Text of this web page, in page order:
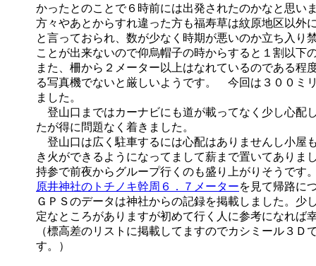
かったとのことで６時前には出発されたのかなと思
方々やあとからすれ違った方も福寿草は紋原地区以外
と言っておられ、数が少なく時期が悪いのか立ち入り
ことが出来ないので仰烏帽子の時からすると１割以
また、柵から２メーター以上はなれているのである程
る写真機でないと厳しいようです。 今回は３００ミ
ました。
登山口まではカーナビにも道が載ってなく少し心配
たが得に問題なく着きました。
登山口は広く駐車するには心配はありませんし小屋
き火ができるようになってまして薪まで置いてあり
持参で前夜からグループ行くのも盛り上がりそうで
原井神社のトチノキ幹周６．７メーターを見て帰路
ＧＰＳのデータは神社からの記録を掲載しました。少
定なところがありますが初めて行く人に参考になれば
（標高差のリストに掲載してますのでカシミール３Ｄ
す。）